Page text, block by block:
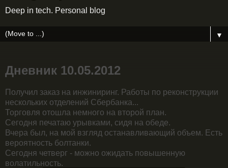
Deep in tech. Personal blog
▼
Дневник 10.05.2012
Получил заказ на инжиниринг. Работы по реконструкции
нескольких отделений Сбербанка...
Торговля отошла немного на второй план.
Сегодня печатаю урывками, сидя на обеде.
Вчера был, на мой взгляд останавливающий объем. Есть
вероятность болтанки.
Сегодня четверг - можно ожидать повышенную
волатильность.